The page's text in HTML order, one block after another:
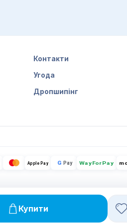
Купити
Контакти
Угода
Дропшипінг
Apple Pay G Pay WayForPay